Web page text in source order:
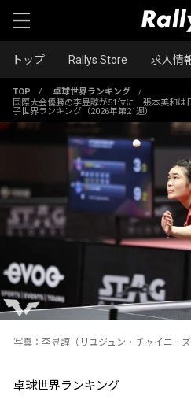
トップ Rallys Store 求人情
TOP / 卓球世界ランキング
/
国際大会優勝の李昱諄が51位に 張本美和は
子世界ランキング（2026年第21週）
写真：李昱諄（リユジュン・チャイニー
卓球世界ランキング